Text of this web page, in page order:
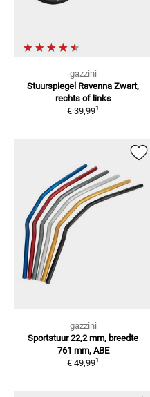
gazzini
Stuurspiegel Ravenna Zwart,
rechts of links
€ 39,991
gazzini
Sportstuur 22,2 mm, breedte
761 mm, ABE
€ 49,991